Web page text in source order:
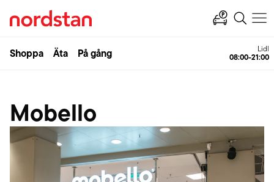
Shoppa Äta På gång Lidl
08:00-21:00
Mobello